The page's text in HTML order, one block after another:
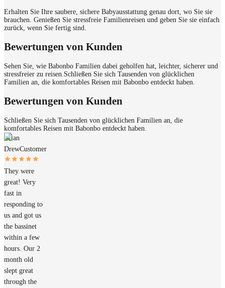
Erhalten Sie Ihre saubere, sichere Babyausstattung genau dort, wo Sie sie
brauchen. Genießen Sie stressfreie Familienreisen und geben Sie sie einfach
zurück, wenn Sie fertig sind.
Bewertungen von Kunden
Sehen Sie, wie Babonbo Familien dabei geholfen hat, leichter, sicherer und
stressfreier zu reisen. Schließen Sie sich Tausenden von glücklichen
Familien an, die komfortables Reisen mit Babonbo entdeckt haben.
Bewertungen von Kunden
Schließen Sie sich Tausenden von glücklichen Familien an, die
komfortables Reisen mit Babonbo entdeckt haben.
Brian
DrewCustomer
They were
great! Very
fast in
responding to
us and got us
the bassinet
within a few
hours. Our 2
month old
slept great
through the